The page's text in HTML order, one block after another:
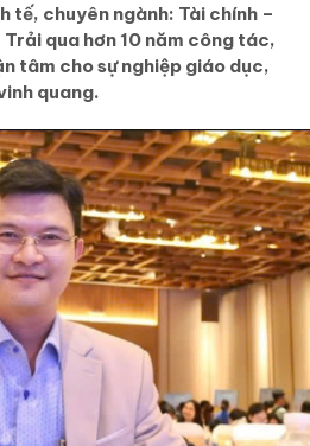
tế, chuyên ngành: Tài chính –
qua hơn 10 năm công tác,
tâm cho sự nghiệp giáo dục,
quang.